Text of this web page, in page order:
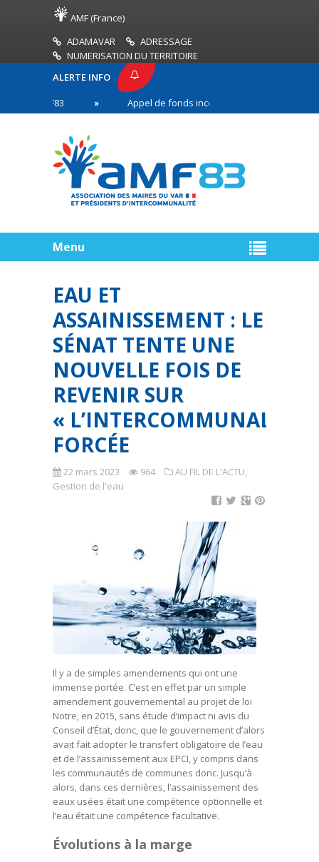
AMF (France)
ADAMAVAR
ADRESSAGE
NUMERISATION DU TERRITOIRE
ALERTE INFO
Appel de fonds incendies de forêt
ligne
Menu
EAU ET
ASSAINISSEMENT : LE
SÉNAT TENTE UNE
NOUVELLE FOIS DE
REVENIR SUR
«
FORCÉE
22 mars 2023 964 AU FIL DE L'ACTU,
Gestion de l'eau
Il y a de simples amendements qui ont une
immense portée. C’est en effet par un simple
amendement gouvernemental au projet de loi
Notre, en 2015, sans étude d’impact ni avis du
Conseil d’État, donc, que le gouvernement d’alors
avait fait adopter le transfert obligatoire de l’eau
et de l’assainissement aux EPCI, y compris dans
les communautés de communes donc. Jusqu’à
alors, dans ces dernières, l’assainissement des
eaux usées était une compétence optionnelle et
l’eau était une compétence facultative.
Évolutions à la marge